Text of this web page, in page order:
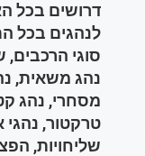
דרושים בכל
לנהגים בכל
סוגי הרכבים,
נהג משאית,
מסחרי, נהג
טרקטור, נהגי
שליחויות,